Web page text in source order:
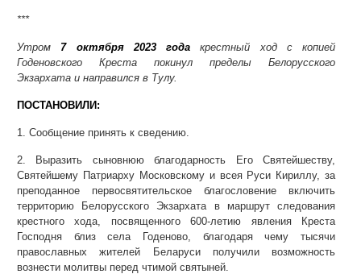
***
Утром 7 октября 2023 года крестный ход с копией
Годеновского Креста покинул пределы Белорусского
Экзархата и направился в Тулу.
ПОСТАНОВИЛИ:
1. Сообщение принять к сведению.
2. Выразить сыновнюю благодарность Его Святейшеству,
Святейшему Патриарху Московскому и всея Руси Кириллу, за
преподанное первосвятительское благословение включить
территорию Белорусского Экзархата в маршрут следования
крестного хода, посвященного 600-летию явления Креста
Господня близ села Годеново, благодаря чему тысячи
православных жителей Беларуси получили возможность
вознести молитвы перед чтимой святыней.